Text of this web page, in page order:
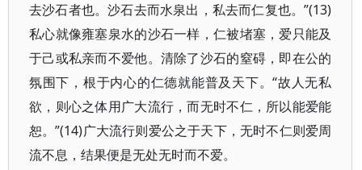
去沙石者也。沙石去而水泉出，私去而仁复也。”(13)
私心就像雍塞泉水的沙石一样，仁被堵塞，爱只能及
于己或私亲而不爱他。清除了沙石的窒碍，即在公的
氛围下，根于内心的仁德就能普及天下。“故人无私
欲，则心之体用广大流行，而无时不仁，所以能爱能
恕。”(14)广大流行则爱公之于天下，无时不仁则爱周
流不息，结果便是无处无时而不爱。